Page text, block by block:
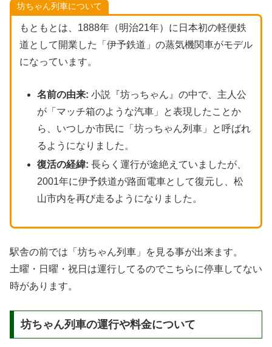
坊ちゃん列車について
もともとは、1888年（明治21年）に日本初の軽便鉄
道として開業した「伊予鉄道」の蒸気機関車がモデル
になっています。
名前の由来: 小説『坊っちゃん』の中で、主人公
が「マッチ箱のような汽車」と表現したことか
ら、いつしか市民に「坊っちゃん列車」と呼ばれ
るようになりました。
復活の経緯: 長らく運行が途絶えていましたが、
2001年に伊予鉄道が路面電車として復元し、松
山市内を再び走るようになりました。
駅舎の前では「坊ちゃん列車」を見る事が出来ます。
土曜・日曜・祝日は運行してるのでこちらに停車してない
時があります。
坊ちゃん列車の運行や料金について